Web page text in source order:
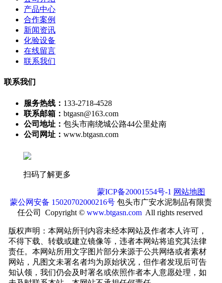
产品中心
合作案例
新闻资讯
化验设备
在线留言
联系我们
联系我们
服务热线： 133-2718-4528
联系邮箱： btgasn@163.com
公司地址： 包头市南绕城公路44公里处南
公司网址： www.btgasn.com
扫码了解更多
蒙ICP备20001554号-1 网站地图
蒙公网安备 15020702000216号 包头市广安水泥制品有限责
任公司 Copyright © www.btgasn.com All rights reserved
版权声明：本网站所刊内容未经本网站及作者本人许可，
不得下载、转载或建立镜像等，违者本网站将追究其法律
责任。本网站所用文字图片部分来源于公共网络或者素材
网站，凡图文未署名者均为原始状况，但作者发现后可告
知认领，我们仍会及时署名或依照作者本人意愿处理，如